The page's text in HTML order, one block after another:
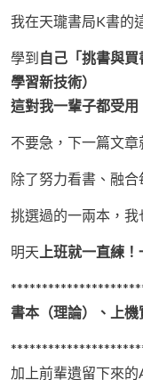
我在天瓏書局K書的
學到 自己「挑書與
學習新技術）
這對我一輩子都受用
不要急，下一篇文章
除了努力看書、融
挑選過的一兩本，我
明天 上班就一直練
書本（理論）、上機
加上前輩遺留下來的